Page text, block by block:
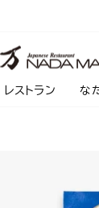
レストラン な